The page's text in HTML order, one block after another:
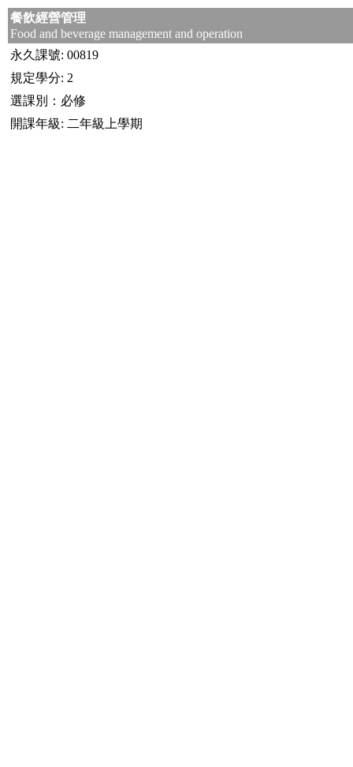
餐飲經營管理
Food and beverage management and operation
永久課號: 00819
規定學分: 2
選課別：必修
開課年級: 二年級上學期